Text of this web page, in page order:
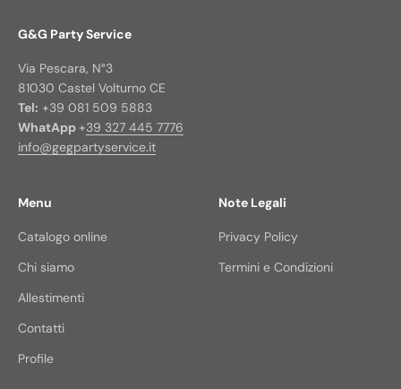
G&G Party Service
Via Pescara, N°3
81030 Castel Volturno CE
Tel: +39 081 509 5883
WhatApp +39 327 445 7776
info@gegpartyservice.it
Menu
Catalogo online
Chi siamo
Allestimenti
Contatti
Profile
Note Legali
Privacy Policy
Termini e Condizioni